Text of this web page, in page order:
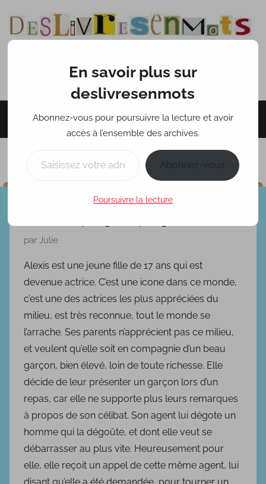
contenu
deslivresenmots
Menu
P
b
l
i
é
l
e
2
1
m
a
r
0
par Julie
Alexis est une jeune fille de 17 ans qui est
devenue actrice. C’est une icone dans ce monde,
c’est une des actrices les plus appréciées du
milieu, est très reconnue, tout le monde se
l’arrache. Ses parents n’apprécient pas ce milieu,
et veulent qu’elle soit en compagnie d’un beau
garçon, bien élevé, loin de toute richesse. Elle
décide de leur présenter un garçon lors d’un
repas, car elle ne supporte plus leurs remarques
à propos de son célibat. Son agent lui dégote un
homme qui la dégoûte, et dont elle veut se
débarrasser au plus vite. Heureusement pour
elle, elle reçoit un appel de cette même agent, lui
En savoir plus sur
deslivresenmots
Abonnez-vous pour poursuivre la lecture et avoir
accès à l’ensemble des archives.
Abonnez-vous
Poursuivre la lecture